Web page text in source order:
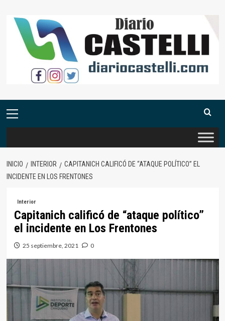
contenido
Menú
INICIO INTERIOR
CAPITANICH CALIFICÓ DE “ATAQUE POLÍTICO” EL
INCIDENTE EN LOS FRENTONES
Interior
Capitanich calificó de “ataque político”
el incidente en Los Frentones
25 septiembre, 2021 0